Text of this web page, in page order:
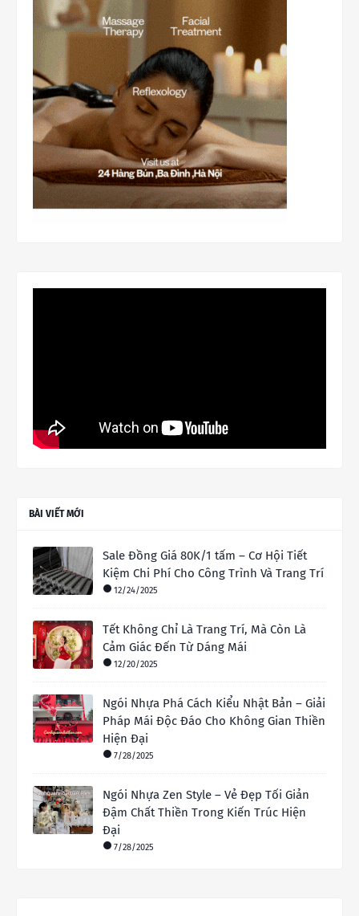
BÀI VIẾT MỚI
Sale Đồng Giá 80K/1 tấm – Cơ Hội Tiết
Kiệm Chi Phí Cho Công Trình Và Trang Trí
12/24/2025
Tết Không Chỉ Là Trang Trí, Mà Còn Là
Cảm Giác Đến Từ Dáng Mái
12/20/2025
Ngói Nhựa Phá Cách Kiểu Nhật Bản – Giải
Pháp Mái Độc Đáo Cho Không Gian Thiền
Hiện Đại
7/28/2025
Ngói Nhựa Zen Style – Vẻ Đẹp Tối Giản
Đậm Chất Thiền Trong Kiến Trúc Hiện
Đại
7/28/2025